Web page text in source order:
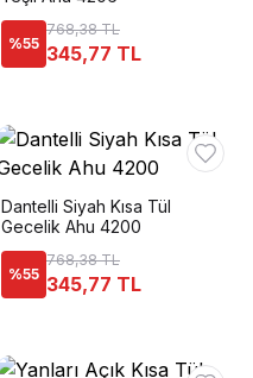
%55
768,38 TL
345,77 TL
Dantelli Siyah Kısa Tül
Gecelik Ahu 4200
%55
768,38 TL
345,77 TL